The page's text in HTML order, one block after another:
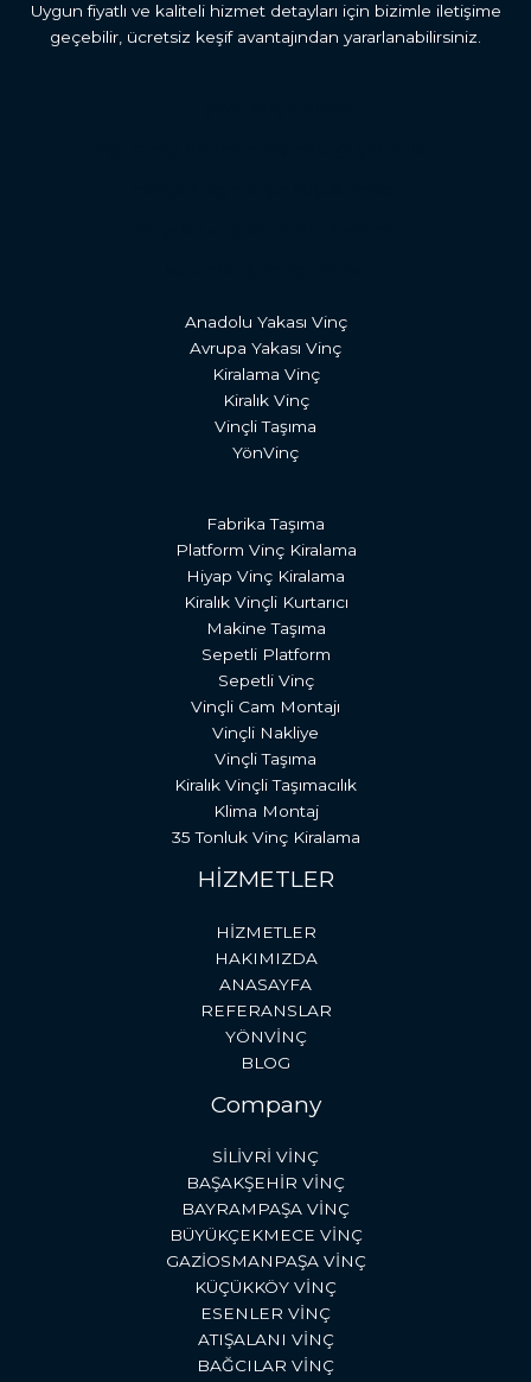
Uygun fiyatlı ve kaliteli hizmet detayları için bizimle iletişime
geçebilir, ücretsiz keşif avantajından yararlanabilirsiniz.
Anadolu Yakası Vinç
Avrupa Yakası Vinç
Kiralama Vinç
Kiralık Vinç
Vinçli Taşıma
YönVinç
Fabrika Taşıma
Platform Vinç Kiralama
Hiyap Vinç Kiralama
Kiralık Vinçli Kurtarıcı
Makine Taşıma
Sepetli Platform
Sepetli Vinç
Vinçli Cam Montajı
Vinçli Nakliye
Vinçli Taşıma
Kiralık Vinçli Taşımacılık
Klima Montaj
35 Tonluk Vinç Kiralama
HİZMETLER
HİZMETLER
HAKIMIZDA
ANASAYFA
REFERANSLAR
YÖNVİNÇ
BLOG
Company
SİLİVRİ VİNÇ
BAŞAKŞEHİR VİNÇ
BAYRAMPAŞA VİNÇ
BÜYÜKÇEKMECE VİNÇ
GAZİOSMANPAŞA VİNÇ
KÜÇÜKKÖY VİNÇ
ESENLER VİNÇ
ATIŞALANI VİNÇ
BAĞCILAR VİNÇ